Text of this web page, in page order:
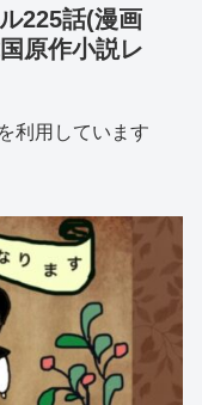
225話(漫画
原作小説レ
利用しています